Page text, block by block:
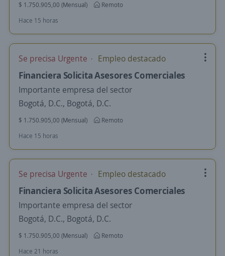
$ 1.750.905,00 (Mensual)
Remoto
Hace 15 horas
Se precisa Urgente Empleo destacado
Financiera Solicita Asesores Comerciales
Importante empresa del sector
Bogotá, D.C., Bogotá, D.C.
$ 1.750.905,00 (Mensual)
Remoto
Hace 15 horas
Se precisa Urgente Empleo destacado
Financiera Solicita Asesores Comerciales
Importante empresa del sector
Bogotá, D.C., Bogotá, D.C.
$ 1.750.905,00 (Mensual)
Remoto
Hace 21 horas